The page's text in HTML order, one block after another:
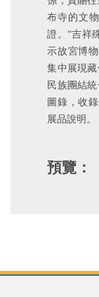
布寺的文
證。“吉祥
示故宮博
集中展現
民族團結
圖錄，收
展品說明。
預覽：